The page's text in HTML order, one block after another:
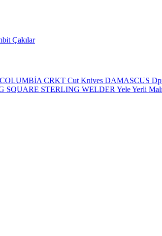
Çakılar
COLUMBİA CRKT Cut Knives DAMASCUS
SQUARE STERLING WELDER YeleYerli